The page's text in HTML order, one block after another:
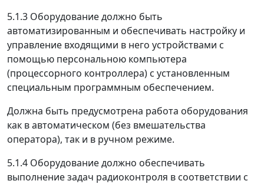
5.1.3 Оборудование должно быть
автоматизированным и обеспечивать настройку и
управление входящими в него устройствами с
помощью персональною компьютера
(процессорного контроллера) с установленным
специальным программным обеспечением.
Должна быть предусмотрена работа оборудования
как в автоматическом (без вмешательства
оператора), так и в ручном режиме.
5.1.4 Оборудование должно обеспечивать
выполнение задач радиоконтроля в соответствии с